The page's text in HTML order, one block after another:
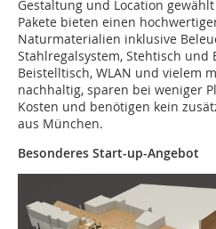
Gestaltung und Location
Pakete bieten einen
Naturmaterialien inklusive
Stahlregalsystem, Stehtisch und
Beistelltisch, WLAN und vielem
nachhaltig, sparen bei weniger
Kosten und benötigen kein
aus München.
Besonderes Start-up-Angebot